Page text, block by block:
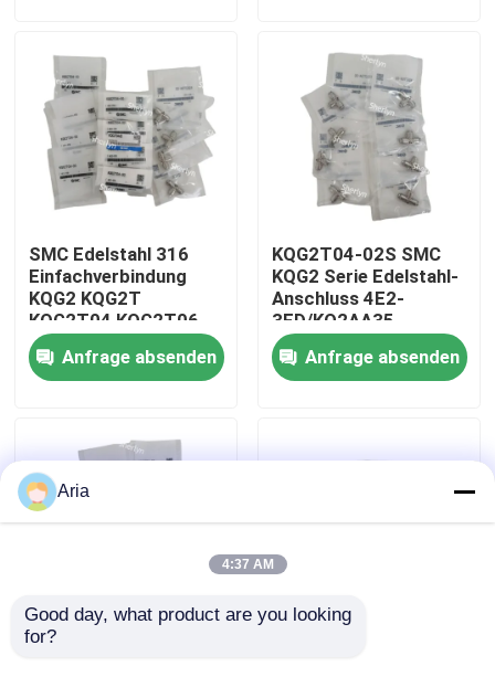
Produkte
Videos
Über uns
Werksbesichtigung
Qualitätskontrolle
Kontakt mit uns
Neuigkeiten
SMC Edelstahl 316
Einfachverbindung
KQG2 KQG2T
KQG2T04 KQG2T06
KQG2T08 KQG2T10
KQG2T12 -00 -06 -08
-10 -12
Anfrage absenden
KQG2T04-02S SMC
KQG2 Serie Edelstahl-
Anschluss 4E2-
3FD/KQ2AA35
Anfrage absenden
SMC
Aria
4:37 AM
Good day, what product are you looking
for?